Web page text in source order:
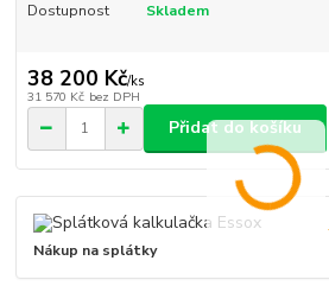
Dostupnost Skladem
38 200 Kč/ks
31 570 Kč bez DPH
Přidat do košíku
Nákup na splátky